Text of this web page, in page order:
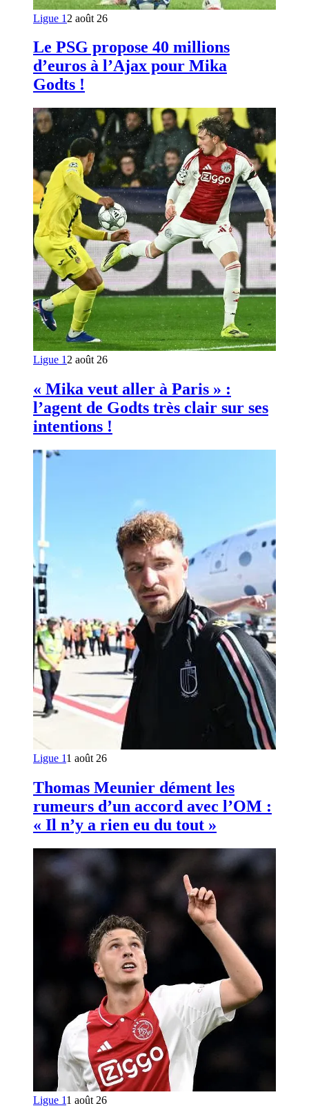
Ligue 1 2 août 26
Le PSG propose 40 millions
d’euros à l’Ajax pour Mika
Godts !
Ligue 1 2 août 26
« Mika veut aller à Paris » :
l’agent de Godts très clair sur ses
intentions !
Ligue 11 août 26
Thomas Meunier dément les
rumeurs d’un accord avec l’OM :
« Il n’y a rien eu du tout »
Ligue 11 août 26